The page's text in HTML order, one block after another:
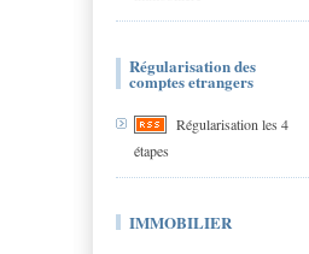
Régularisation des
comptes etrangers
Régularisation les 4
étapes
IMMOBILIER